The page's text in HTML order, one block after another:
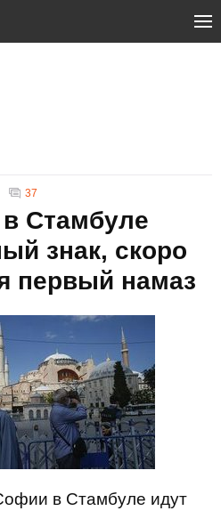
37
Стамбуле
знак, скоро
первый намаз
в Стамбуле идут